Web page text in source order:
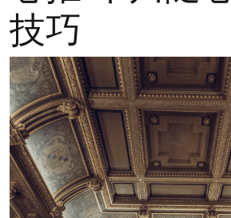
技巧